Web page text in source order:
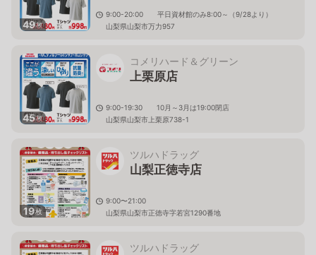
49枚
9:00-20:00 平日資材館のみ8:00～（9/28より）
山梨県山梨市万力957
45枚
コメリハード＆グリーン
上栗原店
9:00-19:30 10月～3月は19:00閉店
山梨県山梨市上栗原738-1
19枚
ツルハドラッグ
山梨正徳寺店
9:00〜21:00
山梨県山梨市正徳寺字若宮1290番地
ツルハドラッグ